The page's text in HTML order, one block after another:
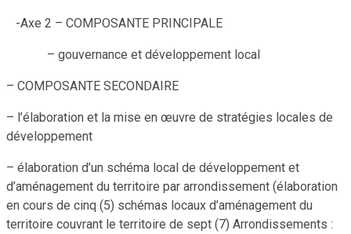
-Axe 2 – COMPOSANTE PRINCIPALE
– gouvernance et développement local
– COMPOSANTE SECONDAIRE
– l’élaboration et la mise en œuvre de stratégies locales de
développement
– élaboration d’un schéma local de développement et
d’aménagement du territoire par arrondissement (élaboration
en cours de cinq (5) schémas locaux d’aménagement du
territoire couvrant le territoire de sept (7) Arrondissements :